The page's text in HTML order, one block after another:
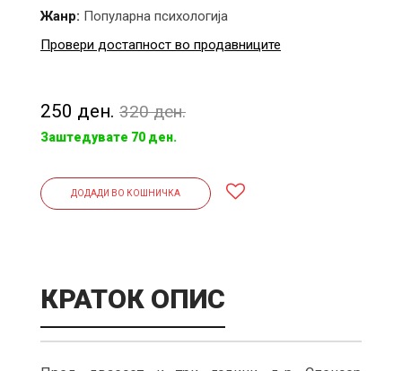
Жанр: Популарна психологија
Провери достапност во продавниците
250 ден. 320 ден.
Заштедувате 70 ден.
ДОДАДИ ВО КОШНИЧКА
КРАТОК ОПИС